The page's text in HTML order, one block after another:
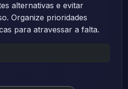
alternativas e evitar
Organize prioridades
para atravessar a falta.